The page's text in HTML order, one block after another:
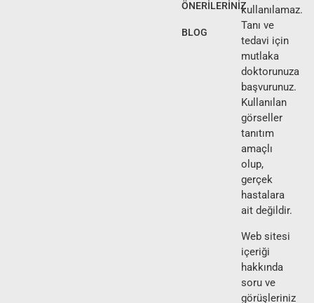
ÖNERİLERİNİZ
BLOG
kullanılamaz.
Tanı ve
tedavi için
mutlaka
doktorunuza
başvurunuz.
Kullanılan
görseller
tanıtım
amaçlı
olup,
gerçek
hastalara
ait değildir.
Web sitesi
içeriği
hakkında
soru ve
görüşleriniz